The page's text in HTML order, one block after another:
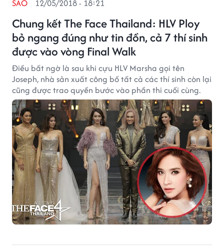
Chung kết The Face Thailand: HLV Ploy
bỏ ngang đúng như tin đồn, cả 7 thí sinh
được vào vòng Final Walk
SAO 12/05/2018 - 18:21
Điều bất ngờ là sau khi cựu HLV Marsha gọi tên
Joseph, nhà sản xuất công bố tất cả các thí sinh còn lại
cũng được trao quyền bước vào phần thi cuối cùng.